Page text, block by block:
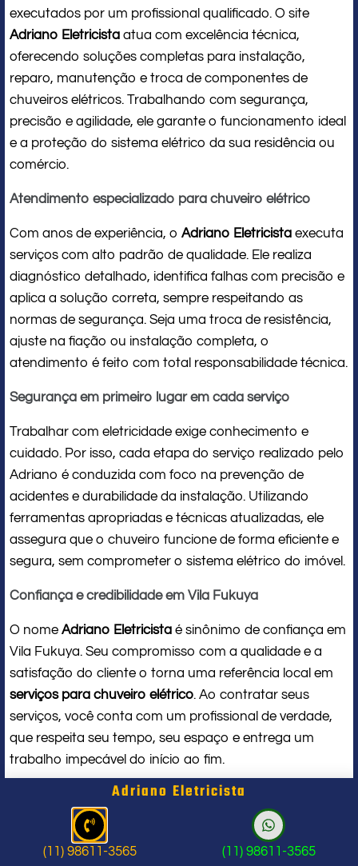
executados por um profissional qualificado. O site
Adriano Eletricista atua com excelência técnica,
oferecendo soluções completas para instalação,
reparo, manutenção e troca de componentes de
chuveiros elétricos. Trabalhando com segurança,
precisão e agilidade, ele garante o funcionamento ideal
e a proteção do sistema elétrico da sua residência ou
comércio.
Atendimento especializado para chuveiro elétrico
Com anos de experiência, o Adriano Eletricista executa
serviços com alto padrão de qualidade. Ele realiza
diagnóstico detalhado, identifica falhas com precisão e
aplica a solução correta, sempre respeitando as
normas de segurança. Seja uma troca de resistência,
ajuste na fiação ou instalação completa, o
atendimento é feito com total responsabilidade técnica.
Segurança em primeiro lugar em cada serviço
Trabalhar com eletricidade exige conhecimento e
cuidado. Por isso, cada etapa do serviço realizado pelo
Adriano é conduzida com foco na prevenção de
acidentes e durabilidade da instalação. Utilizando
ferramentas apropriadas e técnicas atualizadas, ele
assegura que o chuveiro funcione de forma eficiente e
segura, sem comprometer o sistema elétrico do imóvel.
Confiança e credibilidade em Vila Fukuya
O nome Adriano Eletricista é sinônimo de confiança em
Vila Fukuya. Seu compromisso com a qualidade e a
satisfação do cliente o torna uma referência local em
serviços para chuveiro elétrico. Ao contratar seus
serviços, você conta com um profissional de verdade,
que respeita seu tempo, seu espaço e entrega um
trabalho impecável do início ao fim.
Problema com chuveiro: sinais que
indicam a hora de chamar um
profissional
Adriano Eletricista
(11) 98611-3565 (11) 98611-3565